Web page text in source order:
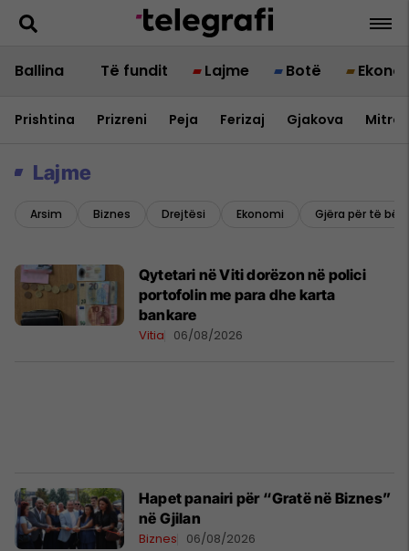
Ballina Të fundit Lajme Botë
Prishtina Prizreni Peja Ferizaj Gjakova
Lajme
Arsim Biznes Drejtësi Ekonomi Gjëra për të bërë
Qytetari në Viti dorëzon në polici
portofolin me para dhe karta
bankare
Vitia 06/08/2026
Hapet panairi për “Gratë në Biznes”
në Gjilan
Biznes 06/08/2026